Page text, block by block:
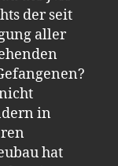
der seit
aller
in
hat